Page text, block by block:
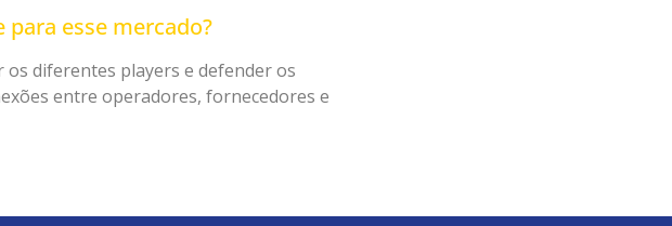
esse mercado?
diferentes players e defender os
entre operadores, fornecedores e